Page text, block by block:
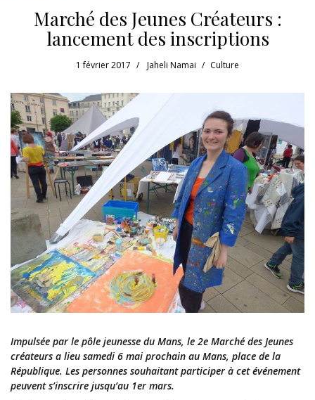
Marché des Jeunes Créateurs :
lancement des inscriptions
1 février 2017 Jaheli Namai Culture
Impulsée par le pôle jeunesse du Mans, le 2e Marché des Jeunes
créateurs a lieu samedi 6 mai prochain au Mans, place de la
République. Les personnes souhaitant participer à cet événement
peuvent s’inscrire jusqu’au 1er mars.